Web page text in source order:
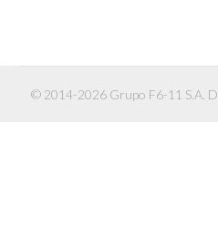
© 2014-2026 Grupo F6-11 S.A.